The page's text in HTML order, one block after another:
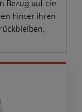
Bezug auf die
hinter ihren